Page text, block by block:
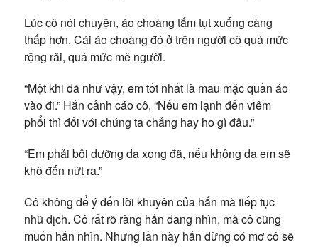
Lúc cô nói chuyện, áo choàng tắm tụt xuống càng
thấp hơn. Cái áo choàng đó ở trên người cô quá mức
rộng rãi, quá mức mê người.
“Một khi đã như vậy, em tốt nhất là mau mặc quần áo
vào đi.” Hắn cảnh cáo cô, “Nếu em lạnh đến viêm
phổi thì đối với chúng ta chẳng hay ho gì đâu.”
“Em phải bôi dưỡng da xong đã, nếu không da em sẽ
khô đến nứt ra.”
Cô không để ý đến lời khuyên của hắn mà tiếp tục
nhũ dịch. Cô rất rõ ràng hắn đang nhìn, mà cô cũng
muốn hắn nhìn. Nhưng lần này hắn đừng có mơ cô sẽ